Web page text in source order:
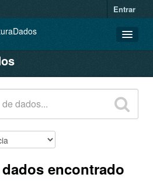
Entrar
encontrado